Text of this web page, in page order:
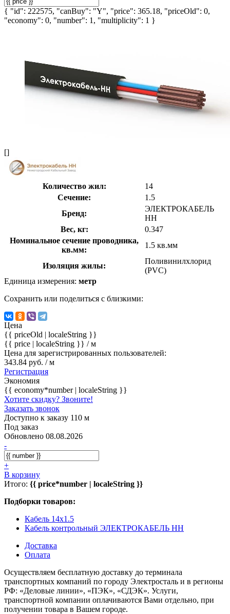
{ "id": 222575, "canBuy": "Y", "price": 365.18, "priceOld": 0,
"economy": 0, "number": 1, "multiplicity": 1 }
[]
Количество жил:
14
Сечение:
1.5
Бренд:
ЭЛЕКТРОКАБЕЛЬ
НН
Вес, кг:
0.347
Номинальное сечение проводника,
кв.мм:
1.5 кв.мм
Изоляция жилы:
Поливинилхлорид
(PVC)
Единица измерения: метр
Сохранить или поделиться с близкими:
Цена
{{ priceOld | localeString }}
{{ price | localeString }} / м
Цена для зарегистрированных пользователей:
343.84 руб. / м
Регистрация
Экономия
{{ economy*number | localeString }}
Хотите скидку? Звоните!
Заказать звонок
Доступно к заказу 110 м
Под заказ
Обновлено 08.08.2026
-
+
В корзину
Итого: {{ price*number | localeString }}
Подборки товаров:
Кабель 14x1.5
Кабель контрольный ЭЛЕКТРОКАБЕЛЬ НН
Доставка
Оплата
Осуществляем бесплатную доставку до терминала
транспортных компаний по городу Электросталь и в регионы
РФ: «Деловые линии», «ПЭК», «СДЭК». Услуги,
транспортной компании оплачиваются Вами отдельно, при
получении товара в Вашем городе.